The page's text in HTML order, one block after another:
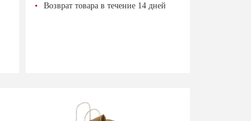
Возврат товара в течение 14 дней